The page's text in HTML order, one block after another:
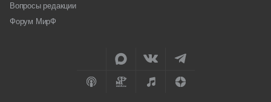
Вопросы редакции
Форум МирФ